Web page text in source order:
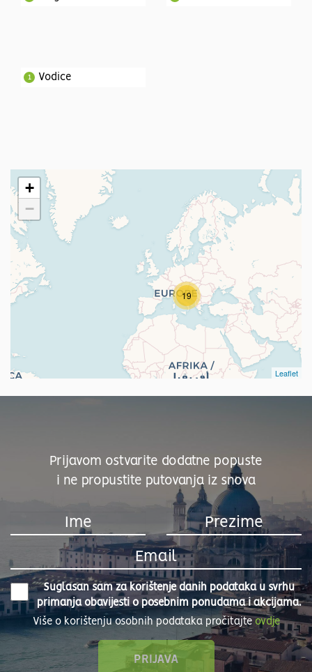
Vodice
1
19
+
−
Leaflet
Prijavom ostvarite dodatne popuste
i ne propustite putovanja iz snova
Suglasan sam za korištenje danih podataka u svrhu
primanja obavijesti o posebnim ponudama i akcijama.
Više o korištenju osobnih podataka pročitajteovdje